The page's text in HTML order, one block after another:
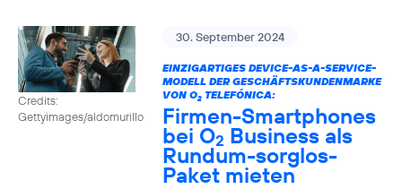
Credits:
Gettyimages/aldomurillo
30. September 2024
EINZIGARTIGES DEVICE-AS-A-SERVICE-
MODELL DER GESCHÄFTSKUNDENMARKE
VON O2TELEFÓNICA:
Firmen-Smartphones
bei O2 Business als
Rundum-sorglos-
Paket mieten